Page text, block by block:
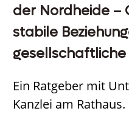
der Nordheide –
stabile
Ein Ratgeber mit
Kanzlei am Rathaus.